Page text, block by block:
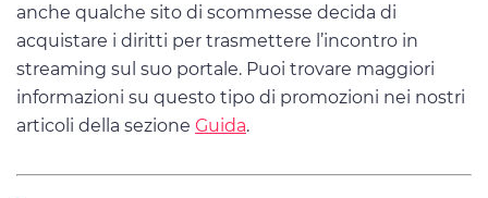
anche qualche sito di scommesse decida di
acquistare i diritti per trasmettere l’incontro in
streaming sul suo portale. Puoi trovare maggiori
informazioni su questo tipo di promozioni nei nostri
articoli della sezione Guida.